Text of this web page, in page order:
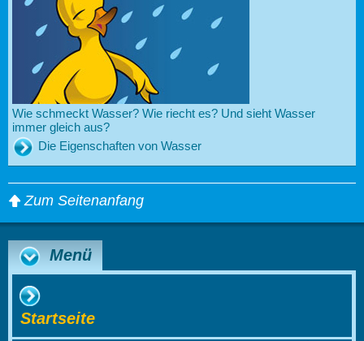
Wie schmeckt Wasser? Wie riecht es? Und sieht Wasser
immer gleich aus?
Die Eigenschaften von Wasser
Zum Seitenanfang
Menü
Startseite